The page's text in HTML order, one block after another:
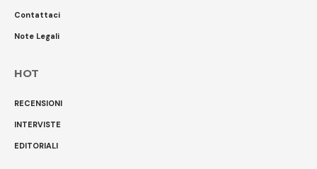
Contattaci
Note Legali
HOT
RECENSIONI
INTERVISTE
EDITORIALI